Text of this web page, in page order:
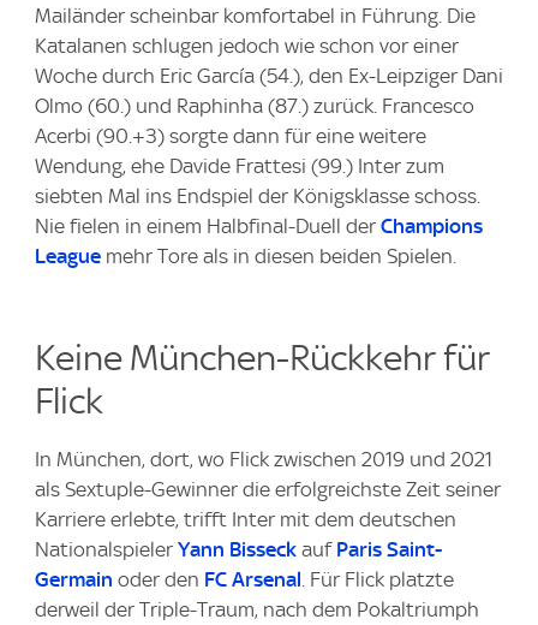
Mailänder scheinbar komfortabel in Führung. Die
Katalanen schlugen jedoch wie schon vor einer
Woche durch Eric García (54.), den Ex-Leipziger Dani
Olmo (60.) und Raphinha (87.) zurück. Francesco
Acerbi (90.+3) sorgte dann für eine weitere
Wendung, ehe Davide Frattesi (99.) Inter zum
siebten Mal ins Endspiel der Königsklasse schoss.
Nie fielen in einem Halbfinal-Duell der Champions
League mehr Tore als in diesen beiden Spielen.
Keine München-Rückkehr für
Flick
In München, dort, wo Flick zwischen 2019 und 2021
als Sextuple-Gewinner die erfolgreichste Zeit seiner
Karriere erlebte, trifft Inter mit dem deutschen
Nationalspieler Yann Bisseck auf Paris Saint-
Germain oder den FC Arsenal. Für Flick platzte
derweil der Triple-Traum, nach dem Pokaltriumph